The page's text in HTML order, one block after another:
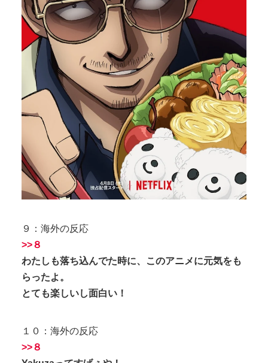
９：海外の反応
>>８
わたしも落ち込んでた時に、このアニメに元気をも
らったよ。
とても楽しいし面白い！
１０：海外の反応
>>８